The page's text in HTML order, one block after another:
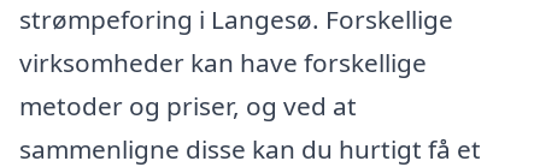
strømpeforing i Langesø. Forskellige
virksomheder kan have forskellige
metoder og priser, og ved at
sammenligne disse kan du hurtigt få et